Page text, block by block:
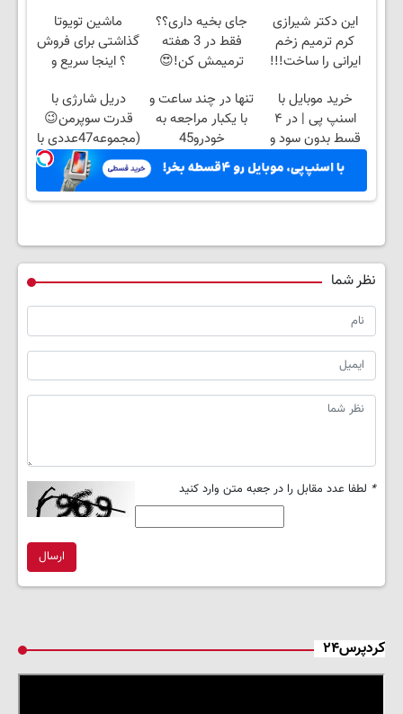
این دکتر شیرازی
کرم ترمیم زخم
ایرانی را ساخت!!!
جای بخیه داری؟؟
فقط در 3 هفته
ترمیمش کن!😍
ماشین تویوتا
گذاشتی برای فروش
؟ اینجا سریع و
خرید موبایل با
اسنپ پی | در ۴
قسط بدون سود و
کارمزد!
تنها در چند ساعت و
با یکبار مراجعه به
خودرو45
دریل شارژی با
قدرت سوپرمن😉
(مجموعه47عددی با
گارانتی تعویض)
نظر شما
* لطفا عدد مقابل را در جعبه متن وارد کنید
ارسال
کردپرس۲۴